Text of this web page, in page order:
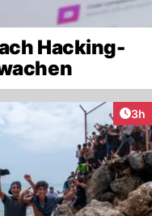
Hacking-
3h